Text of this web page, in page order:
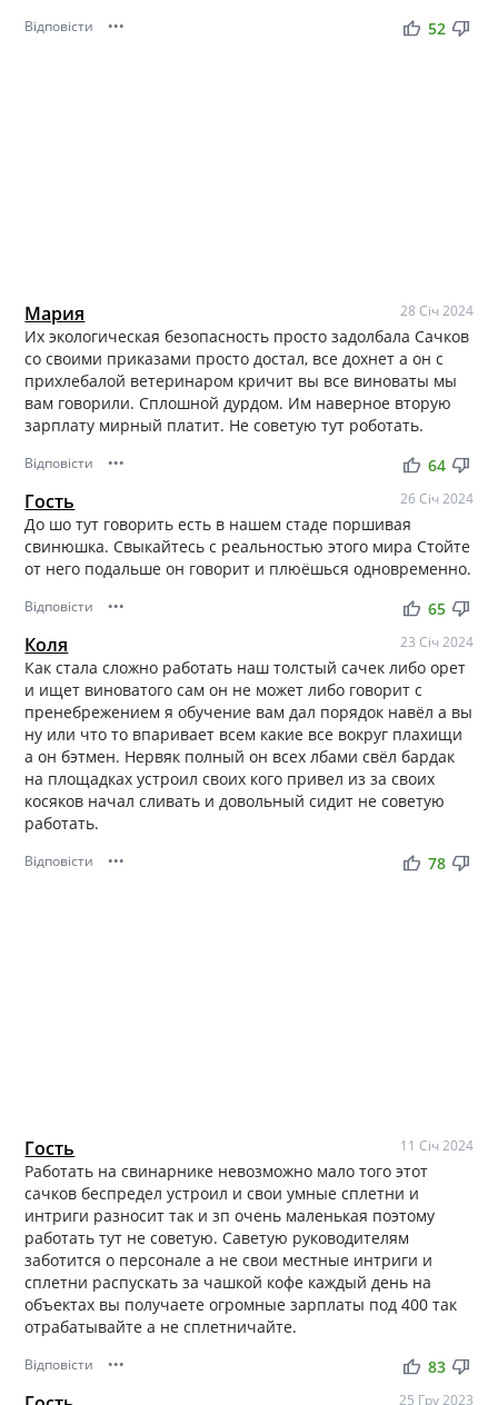
Відповісти ••• thumb_up thumb_down
52
Мария 28 Січ 2024
Их экологическая безопасность просто задолбала Сачков
со своими приказами просто достал, все дохнет а он с
прихлебалой ветеринаром кричит вы все виноваты мы
вам говорили. Сплошной дурдом. Им наверное вторую
зарплату мирный платит. Не советую тут роботать.
Відповісти ••• thumb_up thumb_down
64
Гость 26 Січ 2024
До шо тут говорить есть в нашем стаде поршивая
свинюшка. Свыкайтесь с реальностью этого мира Стойте
от него подальше он говорит и плюёшься одновременно.
Відповісти ••• thumb_up thumb_down
65
Коля 23 Січ 2024
Как стала сложно работать наш толстый сачек либо орет
и ищет виноватого сам он не может либо говорит с
пренебрежением я обучение вам дал порядок навёл а вы
ну или что то впаривает всем какие все вокруг плахищи
а он бэтмен. Нервяк полный он всех лбами свёл бардак
на площадках устроил своих кого привел из за своих
косяков начал сливать и довольный сидит не советую
работать.
Відповісти ••• thumb_up thumb_down
78
Гость 11 Січ 2024
Работать на свинарнике невозможно мало того этот
сачков беспредел устроил и свои умные сплетни и
интриги разносит так и зп очень маленькая поэтому
работать тут не советую. Саветую руководителям
заботится о персонале а не свои местные интриги и
сплетни распускать за чашкой кофе каждый день на
объектах вы получаете огромные зарплаты под 400 так
отрабатывайте а не сплетничайте.
Відповісти ••• thumb_up thumb_down
83
25 Гру 2023